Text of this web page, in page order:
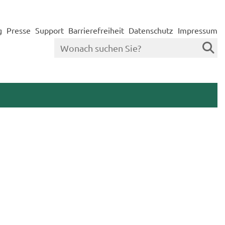
Presse Support Barrierefreiheit Datenschutz Impressum